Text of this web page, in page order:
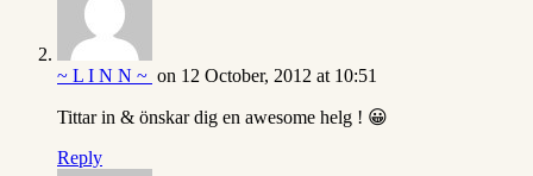
~ L I N N ~ on 12 October, 2012 at 10:51
Tittar in & önskar dig en awesome helg ! 😀
Reply